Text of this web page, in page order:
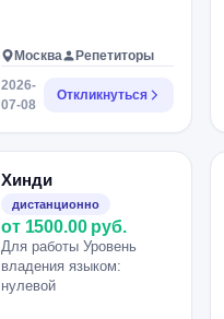
Москва
Репетиторы
2026-
07-08
Откликнуться
Хинди
дистанционно
от 1500.00 руб.
Для работы Уровень
владения языком:
нулевой